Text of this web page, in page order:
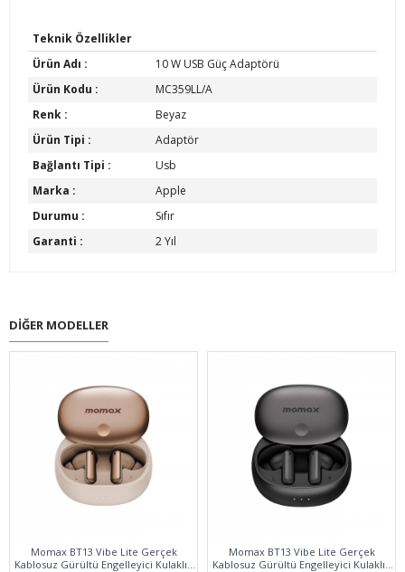
Teknik Özellikler
Ürün Adı :
10 W USB Güç Adaptörü
Ürün Kodu :
MC359LL/A
Renk :
Beyaz
Ürün Tipi :
Adaptör
Bağlantı Tipi :
Usb
Marka :
Apple
Durumu :
Sıfır
Garanti :
2 Yıl
DIĞER MODELLER
Momax BT13 Vibe Lite Gerçek
Kablosuz Gürültü Engelleyici Kulaklık
Momax BT13 Vibe Lite Gerçek
Kablosuz Gürültü Engelleyici Kulaklık